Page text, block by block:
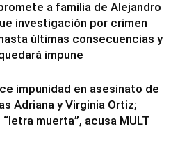
a familia de Alejandro
investigación por crimen
últimas consecuencias y
impune
impunidad en asesinato de
Adriana y Virginia Ortiz;
muerta”, acusa MULT